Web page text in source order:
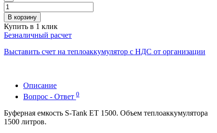
В корзину
Купить в 1 клик
Безналичный расчет
Выставить счет на теплоаккумулятор с НДС от организации
Описание
Вопрос - Ответ 0
Буферная емкость S-Tank ET 1500. Объем теплоаккумулятора
1500 литров.